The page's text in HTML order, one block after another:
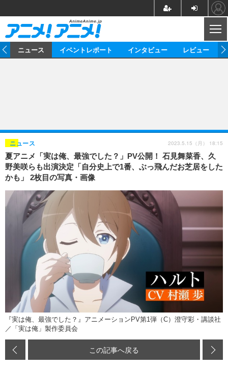
ゲーム グッズ
イベント
海外イベント ビジネス
俳優・タレント アーティスト
ビジネス
アニメ 実写
書評
ゲーム 座談会
動画
アニメ
アニメ！アニメ！TV ABEMA Cafe
連載・コラム
ニュース イベントレポート インタビュー レビュー
夏アニメ「実は俺、最強でした？」PV公開！ 石見舞菜香、久
野美咲らも出演決定「自分史上で1番、ぶっ飛んだお芝居をした
かも」 2枚目の写真・画像
ニュース 2023.5.15（月） 18:15
『実は俺、最強でした？』アニメーションPV第1弾（C）澄守彩・講談社
／「実は俺」製作委員会
この記事へ戻る